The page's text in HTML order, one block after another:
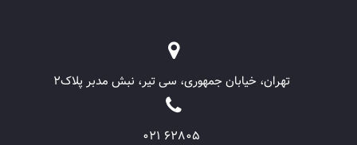
تهران، خیابان جمهوری، سی تیر، نبش مدبر پلاک۲
62805 021